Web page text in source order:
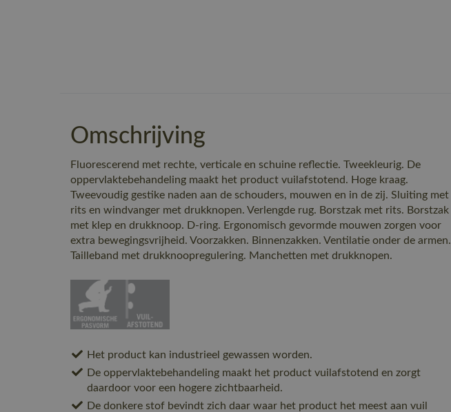
Omschrijving
Fluorescerend met rechte, verticale en schuine reflectie. Tweekleurig. De
oppervlaktebehandeling maakt het product vuilafstotend. Hoge kraag.
Tweevoudig gestike naden aan de schouders, mouwen en in de zij. Sluiting met
rits en windvanger met drukknopen. Verlengde rug. Borstzak met rits. Borstzak
met klep en drukknoop. D-ring. Ergonomisch gevormde mouwen zorgen voor
extra bewegingsvrijheid. Voorzakken. Binnenzakken. Ventilatie onder de armen.
Tailleband met drukknoopregulering. Manchetten met drukknopen.
Het product kan industrieel gewassen worden.
De oppervlaktebehandeling maakt het product vuilafstotend en zorgt
daardoor voor een hogere zichtbaarheid.
De donkere stof bevindt zich daar waar het product het meest aan vuil